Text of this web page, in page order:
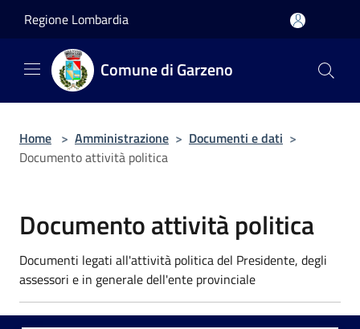
Regione Lombardia
Comune di Garzeno
Home > Amministrazione > Documenti e dati >
Documento attività politica
Documento attività politica
Documenti legati all'attività politica del Presidente, degli
assessori e in generale dell'ente provinciale